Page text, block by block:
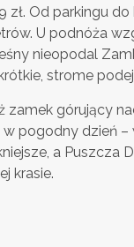
zł. Od parkingu
U podnóża
nieopodal
strome
zamek górujący
pogodny dzień –
a Puszcza
krasie.